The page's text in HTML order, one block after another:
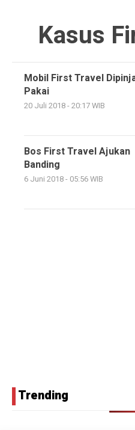
Kasus
Mobil First Travel
Pakai
20 Juli 2018 - 20:17 WIB
Bos First Travel Ajukan
Banding
6 Juni 2018 - 05:56 WIB
Trending